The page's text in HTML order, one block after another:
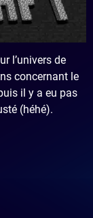
l’univers de
concernant le
il y a eu pas
(héhé).